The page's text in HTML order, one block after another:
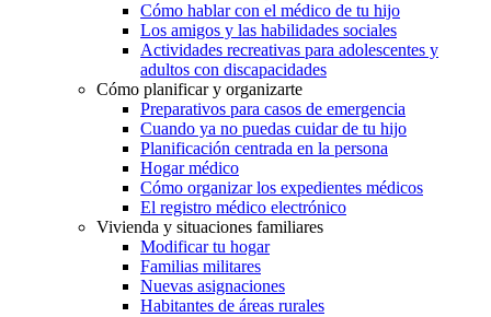
Cómo hablar con el médico de tu hijo
Los amigos y las habilidades sociales
Actividades recreativas para adolescentes y
adultos con discapacidades
Cómo planificar y organizarte
Preparativos para casos de emergencia
Cuando ya no puedas cuidar de tu hijo
Planificación centrada en la persona
Hogar médico
Cómo organizar los expedientes médicos
El registro médico electrónico
Vivienda y situaciones familiares
Modificar tu hogar
Familias militares
Nuevas asignaciones
Habitantes de áreas rurales